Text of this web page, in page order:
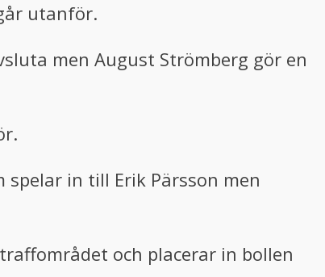
utanför.
men August Strömberg gör en
in till Erik Pärsson men
och placerar in bollen